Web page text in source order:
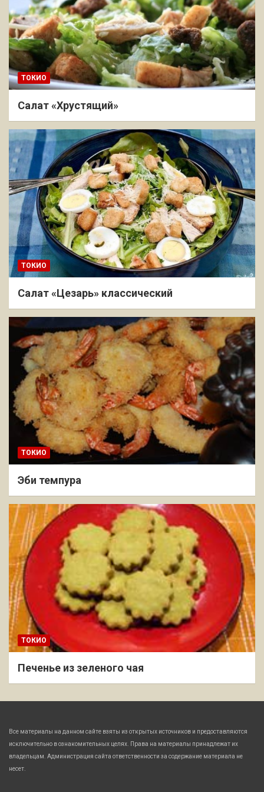
ТОКИО
Салат «Хрустящий»
ТОКИО
Салат «Цезарь» классический
ТОКИО
Эби темпура
ТОКИО
Печенье из зеленого чая
Все материалы на данном сайте взяты из открытых источников и предоставляются
исключительно в ознакомительных целях. Права на материалы принадлежат их
владельцам. Администрация сайта ответственности за содержание материала не
несет.